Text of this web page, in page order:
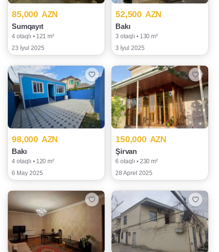
85,000 AZN
Sumqayıt
4 otaqlı ⦁ 121 m²
23 İyul 2025
52,500 AZN
Bakı
3 otaqlı ⦁ 130 m²
3 İyul 2025
98,000 AZN
Bakı
4 otaqlı ⦁ 120 m²
6 May 2025
150,000 AZN
Şirvan
6 otaqlı ⦁ 230 m²
28 Aprel 2025